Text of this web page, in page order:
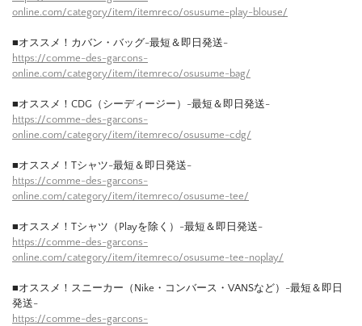
online.com/category/item/itemreco/osusume-play-blouse/
■オススメ！カバン・バッグ-最短＆即日発送-
https://comme-des-garcons-
online.com/category/item/itemreco/osusume-bag/
■オススメ！CDG（シーディージー）-最短＆即日発送-
https://comme-des-garcons-
online.com/category/item/itemreco/osusume-cdg/
■オススメ！Tシャツ-最短＆即日発送-
https://comme-des-garcons-
online.com/category/item/itemreco/osusume-tee/
■オススメ！Tシャツ（Playを除く）-最短＆即日発送-
https://comme-des-garcons-
online.com/category/item/itemreco/osusume-tee-noplay/
■オススメ！スニーカー（Nike・コンバース・VANSなど）-最短＆即日
発送-
https://comme-des-garcons-